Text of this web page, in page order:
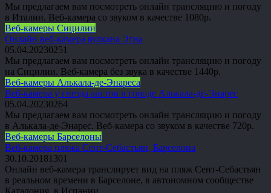
Мы предлагаем вам посмотреть онлайн трансляцию и погоду
в Италии. Веб-камера со звуком в качестве 1080p.
Веб-камеры Сицилии
Онлайн веб-камера вулкана Этна
05.04.20230251
Мы предлагаем вам посмотреть онлайн трансляцию и погоду
на Сицилии. Веб-камера без звука в качестве 1440p.
Веб-камеры Алькала-де-Энареса
Веб-камера у гнезда аистов в городе Алькала-де-Энарес
05.04.20230264
Мы предлагаем вам посмотреть онлайн трансляцию и погоду
в Алькала-де-Энарес. Веб-камера со звуком в качестве 720p.
Веб-камеры Барселоны
Веб-камера пляжа Сент-Себастьян, Барселона
30.10.20181 301
Онлайн веб-камера транслирует вид на пляж Сент-Себастьян
в реальном времени в Барселоне, в автономном сообществе
Каталония, в Испании